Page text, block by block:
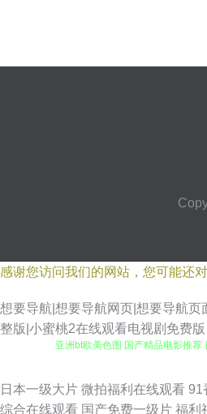
感谢您访问我们的网站，您可能还
想要导航|想要导航网页|想要导航
整版|小蜜桃2在线观看电视剧免费版
亚洲bt欧美色图 国产精品电影推荐
日本一级大片 微拍福利在线观看 91
综合在线观看 国产免费一级片 福利